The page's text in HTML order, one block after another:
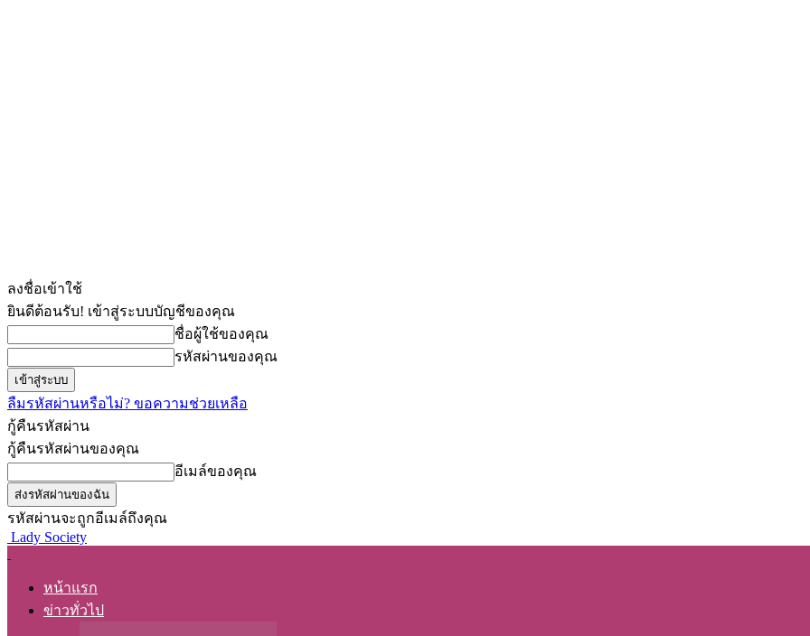
ลงชื่อเข้าใช้
ยินดีต้อนรับ! เข้าสู่ระบบบัญชีของคุณ
ชื่อผู้ใช้ของคุณ
รหัสผ่านของคุณ
ลืมรหัสผ่านหรือไม่? ขอความช่วยเหลือ
กู้คืนรหัสผ่าน
กู้คืนรหัสผ่านของคุณ
อีเมล์ของคุณ
รหัสผ่านจะถูกอีเมล์ถึงคุณ
Lady Society
หน้าแรก
ข่าวทั่วไป